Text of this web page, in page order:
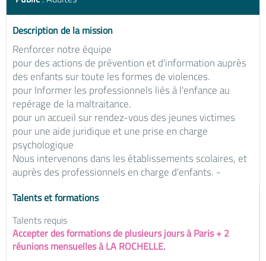
Description de la mission
Renforcer notre équipe
pour des actions de prévention et d'information auprès
des enfants sur toute les formes de violences.
pour Informer les professionnels liés à l'enfance au
repérage de la maltraitance.
pour un accueil sur rendez-vous des jeunes victimes
pour une aide juridique et une prise en charge
psychologique
Nous intervenons dans les établissements scolaires, et
auprès des professionnels en charge d'enfants. -
Talents et formations
Talents requis
Accepter des formations de plusieurs jours à Paris + 2
réunions mensuelles à LA ROCHELLE.